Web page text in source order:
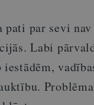
pati par sevi
Labi